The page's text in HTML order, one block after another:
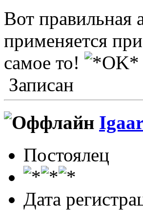
Вот правильная
применяется
самое то!
Записан
Постоялец
Дата